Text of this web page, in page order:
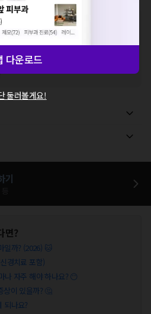
으로 실제 가격과 상이할 수 있으니, 정확
의해주세요.
평가원에 고지되어 있는 급여 진료 기준 가
비용이 추가되어, 병원마다 금액이 다르게
기
면?
일까? (2026) 🐱
경치료 포함)
나 자주 해야 하나요? 😶
상이 있을까? 🤔
되나요?
다운로드
둘러볼게요!